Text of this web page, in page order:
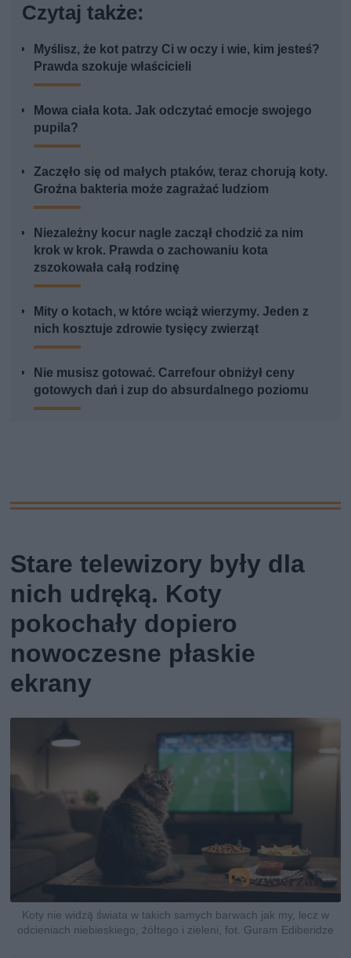
Czytaj także:
Myślisz, że kot patrzy Ci w oczy i wie, kim jesteś?
Prawda szokuje właścicieli
Mowa ciała kota. Jak odczytać emocje swojego
pupila?
Zaczęło się od małych ptaków, teraz chorują koty.
Groźna bakteria może zagrażać ludziom
Niezależny kocur nagle zaczął chodzić za nim
krok w krok. Prawda o zachowaniu kota
zszokowała całą rodzinę
Mity o kotach, w które wciąż wierzymy. Jeden z
nich kosztuje zdrowie tysięcy zwierząt
Nie musisz gotować. Carrefour obniżył ceny
gotowych dań i zup do absurdalnego poziomu
Stare telewizory były dla
nich udręką. Koty
pokochały dopiero
nowoczesne płaskie
ekrany
Koty nie widzą świata w takich samych barwach jak my, lecz w
odcieniach niebieskiego, żółtego i zieleni, fot. Guram Ediberidze